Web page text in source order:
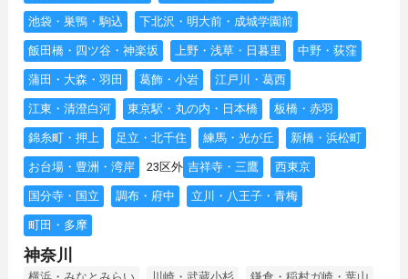
池袋・巣鴨・駒込 下北沢・明大前・成城学園前
飯田橋・四ツ谷・神楽坂 上野・浅草・日暮里 中野・荻窪
蒲田・大森・羽田 葛飾・小岩 江戸川・葛西
江東・清澄白河 東京駅・丸の内・日本橋 板橋・赤羽
錦糸町・押上 足立・北千住 練馬・光が丘 新橋・浜松町
お台場・豊洲・湾岸 23区外 吉祥寺・三鷹 西東京
国分寺・国立 調布・府中 立川・八王子・青梅
町田・多摩
神奈川